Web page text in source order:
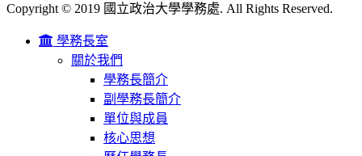
Copyright © 2019 國立政治大學學務處. All Rights Reserved.
學務長室
關於我們
學務長簡介
副學務長簡介
單位與成員
核心思想